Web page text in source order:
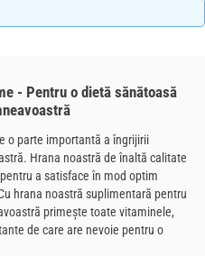
- Pentru o dietă sănătoasă
o parte importantă a îngrijirii
Hrana noastră de înaltă calitate
a satisface în mod optim
hrana noastră suplimentară pentru
primește toate vitaminele,
de care are nevoie pentru o